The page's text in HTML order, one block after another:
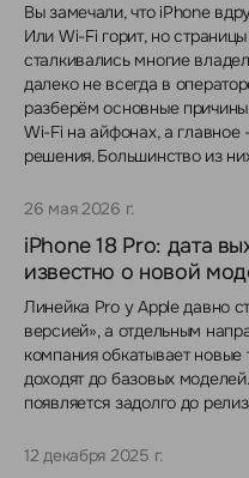
Вы замечали, что iPhone
Или Wi-Fi горит, но
сталкивались многие
далеко не всегда в
разберём основные
Wi-Fi на айфонах, а
решения. Большинство из
26 мая 2026 г.
iPhone 18 Pro: дата
известно о новой
Линейка Pro у Apple давно
версией», а отдельным
компания обкатывает новые
доходят до базовых
появляется задолго до
12 декабря 2025 г.